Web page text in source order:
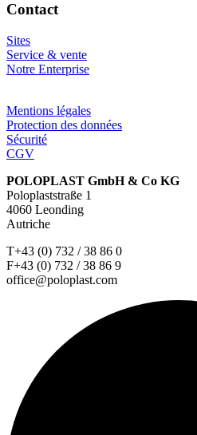
Contact
Sites
Service & vente
Notre Enterprise
Mentions légales
Protection des données
Sécurité
CGV
POLOPLAST GmbH & Co KG
Poloplaststraße 1
4060 Leonding
Autriche
T+43 (0) 732 / 38 86 0
F+43 (0) 732 / 38 86 9
office@poloplast.com